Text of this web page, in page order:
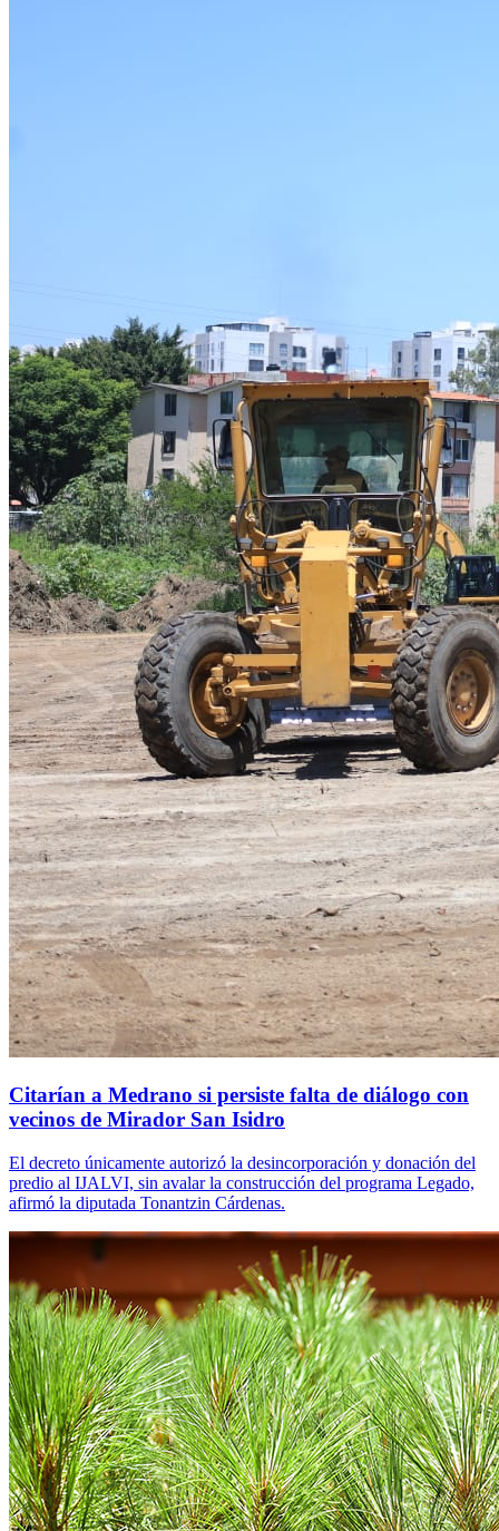
Citarían a Medrano si persiste falta de diálogo con
vecinos de Mirador San Isidro
El decreto únicamente autorizó la desincorporación y donación del
predio al IJALVI, sin avalar la construcción del programa Legado,
afirmó la diputada Tonantzin Cárdenas.